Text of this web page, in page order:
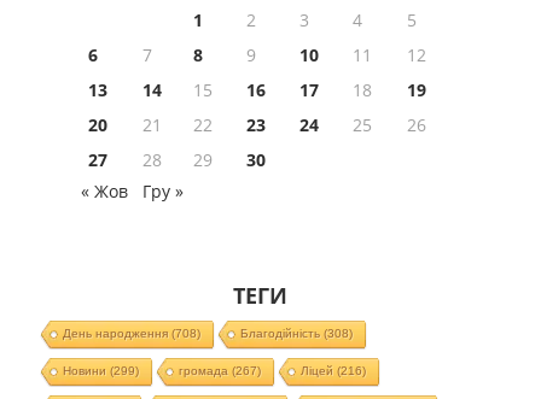
1
2 3 4
5
6
7 8 9 10 11
12
13
14 15 16 17 18
19
20
21 22 23 24 25
26
27
28 29
30
« Жов
Гру »
ТЕГИ
День народження(708) Благодійність (308)
Новини (299) громада (267) Ліцей (216)